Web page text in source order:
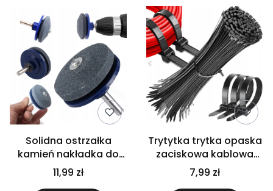
Solidna ostrzałka
kamień nakładka do
ostrzenia noży kosiarki
wiertarki kosy
11,99 zł
Trytytka trytka opaska
zaciskowa kablowa
czarna zestaw 100
sztuk 120x3 mm
7,99 zł